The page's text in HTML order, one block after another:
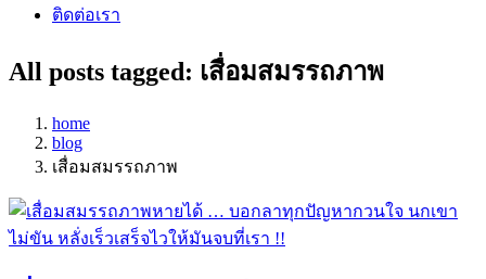
ติดต่อเรา
All posts tagged: เสื่อมสมรรถภาพ
home
blog
เสื่อมสมรรถภาพ